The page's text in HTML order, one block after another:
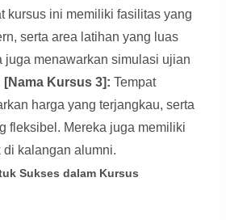
kursus ini memiliki fasilitas yang
serta area latihan yang luas
juga menawarkan simulasi ujian
[Nama Kursus 3]: Tempat
harga yang terjangkau, serta
fleksibel. Mereka juga memiliki
kalangan alumni.
Sukses dalam Kursus